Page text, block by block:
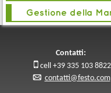
Gestione della
Contatti:
 cell +39 335 103 8822
p contatti@festo.com